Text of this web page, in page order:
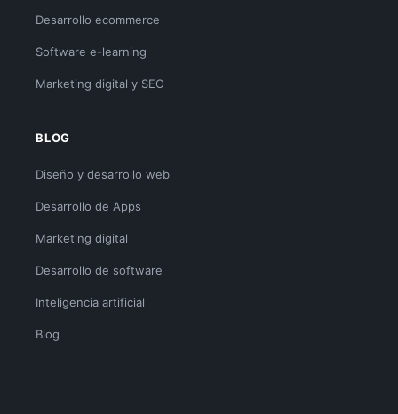
Desarrollo ecommerce
Software e-learning
Marketing digital y SEO
BLOG
Diseño y desarrollo web
Desarrollo de Apps
Marketing digital
Desarrollo de software
Inteligencia artificial
Blog